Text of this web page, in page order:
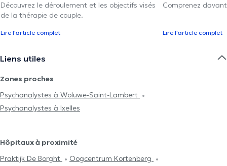
Découvrez le déroulement et les objectifs visés
de la thérapie de couple.
Lire l'article complet
Comprenez
Lire l'article complet
Liens utiles
Zones proches
Psychanalystes à Woluwe-Saint-Lambert
Psychanalystes à Ixelles
Hôpitaux à proximité
Praktijk De Borght
Oogcentrum Kortenberg